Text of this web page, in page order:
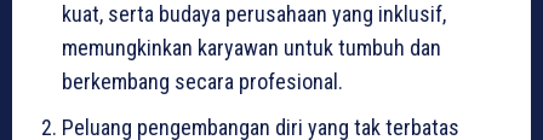
kuat, serta budaya perusahaan yang inklusif,
memungkinkan karyawan untuk tumbuh dan
berkembang secara profesional.
Peluang pengembangan diri yang tak terbatas